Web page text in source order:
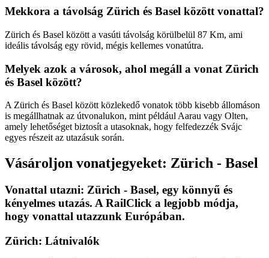
Mekkora a távolság Zürich és Basel között vonattal?
Zürich és Basel között a vasúti távolság körülbelül 87 Km, ami
ideális távolság egy rövid, mégis kellemes vonatútra.
Melyek azok a városok, ahol megáll a vonat Zürich
és Basel között?
A Zürich és Basel között közlekedő vonatok több kisebb állomáson
is megállhatnak az útvonalukon, mint például Aarau vagy Olten,
amely lehetőséget biztosít a utasoknak, hogy felfedezzék Svájc
egyes részeit az utazásuk során.
Vásároljon vonatjegyeket: Zürich - Basel
Vonattal utazni: Zürich - Basel, egy könnyű és
kényelmes utazás. A RailClick a legjobb módja,
hogy vonattal utazzunk Európában.
Zürich: Látnivalók